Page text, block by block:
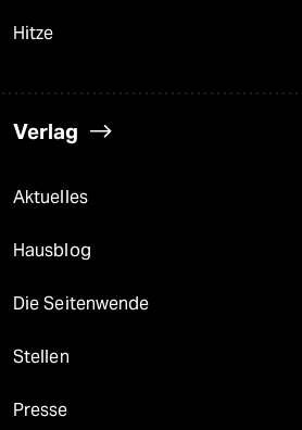
Hitze
Verlag
Aktuelles
Hausblog
Die Seitenwende
Stellen
Presse